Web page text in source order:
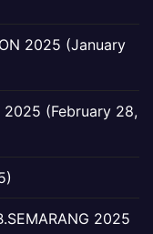
2025 (January
2025 (February 28,
2025